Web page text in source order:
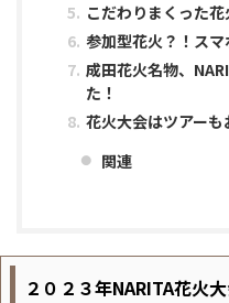
こだわりまくった
参加型花火？！スマ
成田花火名物、
た！
花火大会はツアーも
関連
２０２３年NARITA花火